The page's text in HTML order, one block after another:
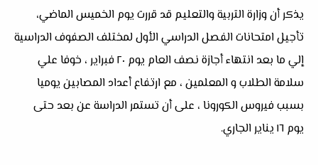
يذكر أن وزارة التربية والتعليم قد قررت يوم الخميس الماضي،
تأجيل امتحانات الفصل الدراسي الأول لمختلف الصفوف الدراسية
إلي ما بعد انتهاء أجازة نصف العام يوم ٢٠ فبراير ، خوفا علي
سلامة الطلاب و المعلمين ، مع ارتفاع أعداد المصابين يوميا
بسبب فيروس الكورونا ، على أن تستمر الدراسة عن بعد حتى
يوم ١٦ يناير الجاري.